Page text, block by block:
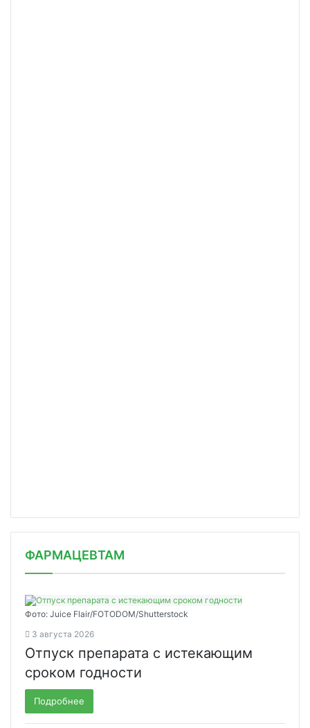
ФАРМАЦЕВТАМ
Фото: Juice Flair/FOTODOM/Shutterstoсk
3 августа 2026
Отпуск препарата с истекающим
сроком годности
Подробнее